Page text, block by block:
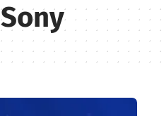
Sony